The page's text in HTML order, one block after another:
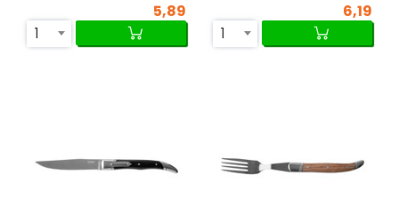
5,89
1
6,19
1